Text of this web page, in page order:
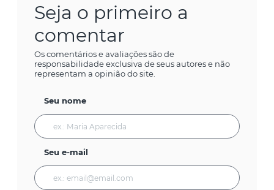
Seja o primeiro a
comentar
Os comentários e avaliações são de
responsabilidade exclusiva de seus autores e não
representam a opinião do site.
Seu nome
Seu e-mail